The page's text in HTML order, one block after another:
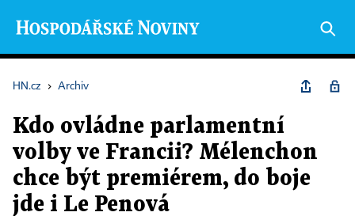
HN.cz › Archiv
Kdo ovládne parlamentní
volby ve Francii? Mélenchon
chce být premiérem, do boje
jde i Le Penová